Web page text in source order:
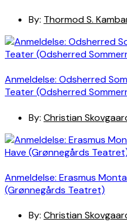
By: Thormod S.
Anmeldelse: Odsherred
Teater (Odsherred
By: Christian
Anmeldelse: Erasmus
(Grønnegårds Teatret)
By: Christian